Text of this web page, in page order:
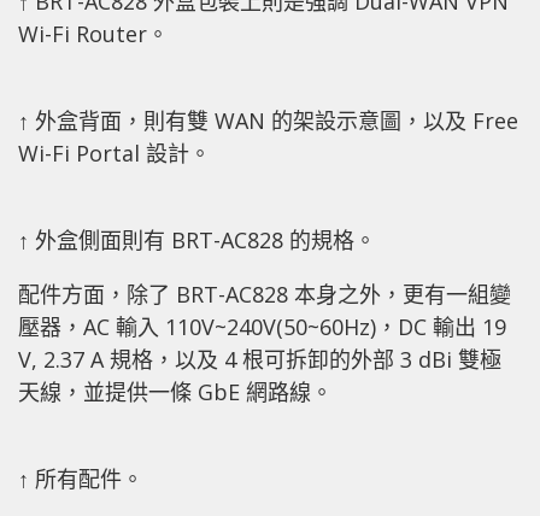
Wi-Fi Router。
↑ 外盒背面，則有雙 WAN 的架設示意圖，以及 Free
Wi-Fi Portal 設計。
↑ 外盒側面則有 BRT-AC828 的規格。
配件方面，除了 BRT-AC828 本身之外，更有一組變
壓器，AC 輸入 110V~240V(50~60Hz)，DC 輸出 19
V, 2.37 A 規格，以及 4 根可拆卸的外部 3 dBi 雙極
天線，並提供一條 GbE 網路線。
↑ 所有配件。